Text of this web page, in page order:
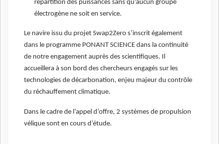
répartition des puissances sans qu'aucun groupe
électrogène ne soit en service.
Le navire issu du projet Swap2Zero s’inscrit également
dans le programme PONANT SCIENCE dans la continuité
de notre engagement auprès des scientifiques. Il
accueillera à son bord des chercheurs engagés sur les
technologies de décarbonation, enjeu majeur du contrôle
du réchauffement climatique.
Dans le cadre de l’appel d’offre, 2 systèmes de propulsion
vélique sont en cours d’étude.